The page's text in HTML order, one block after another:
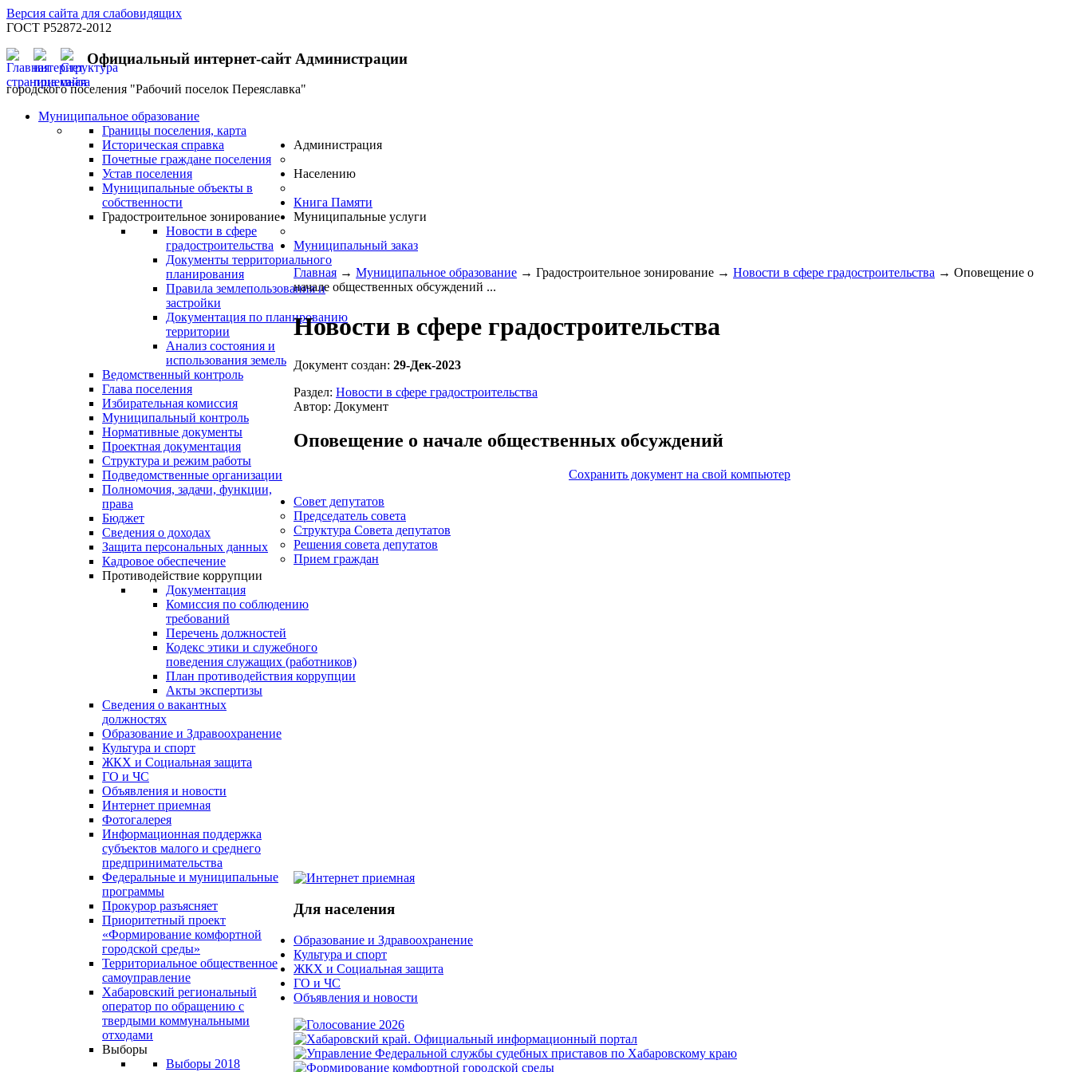
Версия сайта для слабовидящих
ГОСТ Р52872-2012
Официальный интернет-сайт Администрации
городского поселения "Рабочий поселок Переяславка"
Муниципальное образование
Границы поселения, карта
Историческая справка
Почетные граждане поселения
Устав поселения
Муниципальные объекты в
собственности
Градостроительное зонирование
Новости в сфере
градостроительства
Документы территориального
планирования
Правила землепользования и
застройки
Документация по планированию
территории
Анализ состояния и
использования земель
Ведомственный контроль
Глава поселения
Избирательная комиссия
Муниципальный контроль
Администрация
Нормативные документы
Проектная документация
Структура и режим работы
Подведомственные организации
Полномочия, задачи, функции,
права
Бюджет
Сведения о доходах
Защита персональных данных
Кадровое обеспечение
Противодействие коррупции
Документация
Комиссия по соблюдению
требований
Перечень должностей
Кодекс этики и служебного
поведения служащих (работников)
План противодействия коррупции
Акты экспертизы
Сведения о вакантных
должностях
Населению
Образование и Здравоохранение
Культура и спорт
ЖКХ и Социальная защита
ГО и ЧС
Объявления и новости
Интернет приемная
Фотогалерея
Информационная поддержка
субъектов малого и среднего
предпринимательства
Федеральные и муниципальные
программы
Прокурор разъясняет
Приоритетный проект
«Формирование комфортной
городской среды»
Территориальное общественное
самоуправление
Хабаровский региональный
оператор по обращению с
твердыми коммунальными
отходами
Выборы
Выборы 2018
Книга Памяти
Муниципальные услуги
Муниципальный заказ
Главная → Муниципальное образование → Градостроительное зонирование → Новости в сфере градостроительства → Оповещение о
начале общественных обсуждений ...
Новости в сфере градостроительства
Документ создан: 29-Дек-2023
Раздел: Новости в сфере градостроительства
Автор: Документ
Оповещение о начале общественных обсуждений
Сохранить документ на свой компьютер
Совет депутатов
Председатель совета
Структура Совета депутатов
Решения совета депутатов
Прием граждан
Для населения
Образование и Здравоохранение
Культура и спорт
ЖКХ и Социальная защита
ГО и ЧС
Объявления и новости